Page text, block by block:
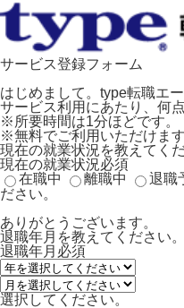
サービス登録フォーム
はじめまして。type転職エ
サービス利用にあたり、何
※所要時間は1分ほどです。
※無料でご利用いただけます
現在の就業状況を教えてくだ
現在の就業状況必須
在職中
離職中 退職
ださい。
ありがとうございます。
退職年月を教えてください。
退職年月 必須
選択してください。